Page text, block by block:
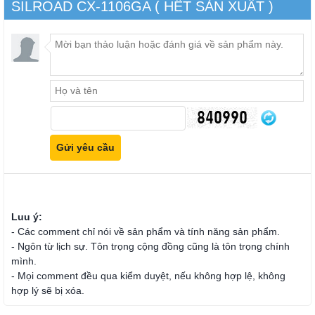
SILROAD CX-1106GA ( HẾT SẢN XUẤT )
Luu ý:
- Các comment chỉ nói về sản phẩm và tính năng sản phẩm.
- Ngôn từ lịch sự. Tôn trọng cộng đồng cũng là tôn trọng chính
mình.
- Mọi comment đều qua kiểm duyệt, nếu không hợp lệ, không
hợp lý sẽ bị xóa.